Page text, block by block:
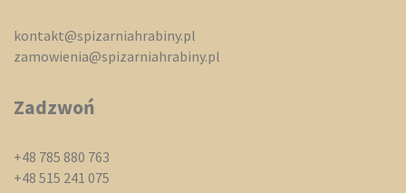
kontakt@spizarniahrabiny.pl
zamowienia@spizarniahrabiny.pl
Zadzwoń
+48 785 880 763
+48 515 241 075